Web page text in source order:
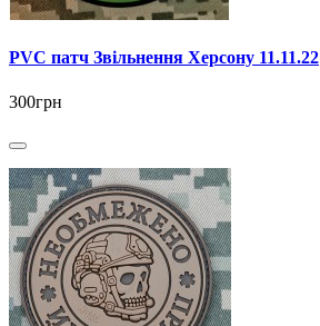
PVC патч Звільнення Херсону 11.11.22
300грн